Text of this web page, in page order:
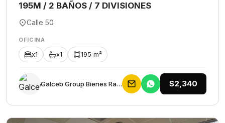
195M / 2 BAÑOS / 7 DIVISIONES
Calle 50
OFICINA
x1 x1 195 m²
Galceb Group Bienes Raices $2,340